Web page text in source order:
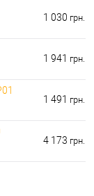
1 030 грн.
1 941 грн.
1 491 грн.
4 173 грн.